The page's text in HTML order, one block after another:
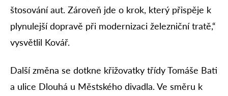
štosování aut. Zároveň jde o krok, který přispěje k
plynulejší dopravě při modernizaci železniční tratě,“
vysvětlil Kovář.
Další změna se dotkne křižovatky třídy Tomáše Bati
a ulice Dlouhá u Městského divadla. Ve směru k